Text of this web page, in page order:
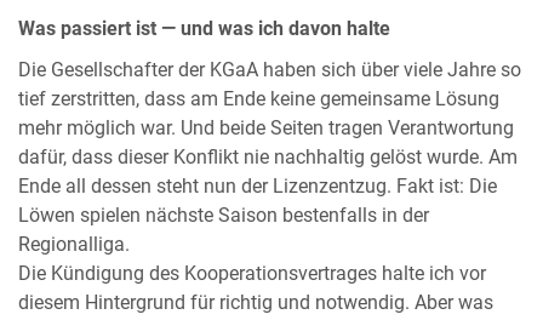
Was passiert ist — und was ich davon halte
Die Gesellschafter der KGaA haben sich über viele Jahre so
tief zerstritten, dass am Ende keine gemeinsame Lösung
mehr möglich war. Und beide Seiten tragen Verantwortung
dafür, dass dieser Konflikt nie nachhaltig gelöst wurde. Am
Ende all dessen steht nun der Lizenzentzug. Fakt ist: Die
Löwen spielen nächste Saison bestenfalls in der
Regionalliga.
Die Kündigung des Kooperationsvertrages halte ich vor
diesem Hintergrund für richtig und notwendig. Aber was